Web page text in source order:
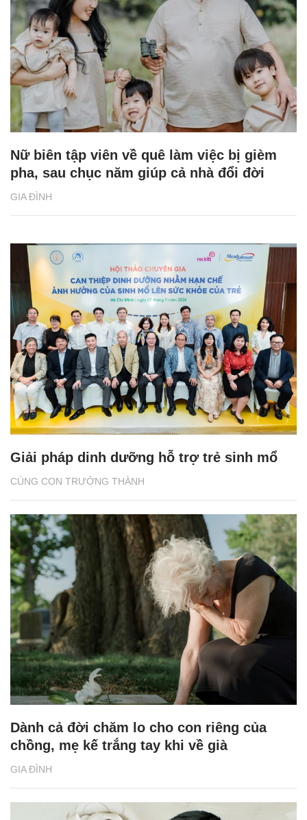
GIA ĐÌNH
Nữ biên tập viên về quê làm việc bị gièm
pha, sau chục năm giúp cả nhà đổi đời
CÙNG CON TRƯỞNG THÀNH
Giải pháp dinh dưỡng hỗ trợ trẻ sinh mổ
GIA ĐÌNH
Dành cả đời chăm lo cho con riêng của
chồng, mẹ kế trắng tay khi về già